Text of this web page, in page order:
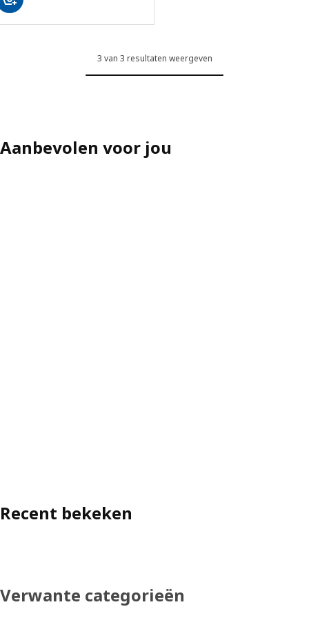
3 van 3 resultaten weergeven
Aanbevolen voor jou
Recent bekeken
Verwante categorieën